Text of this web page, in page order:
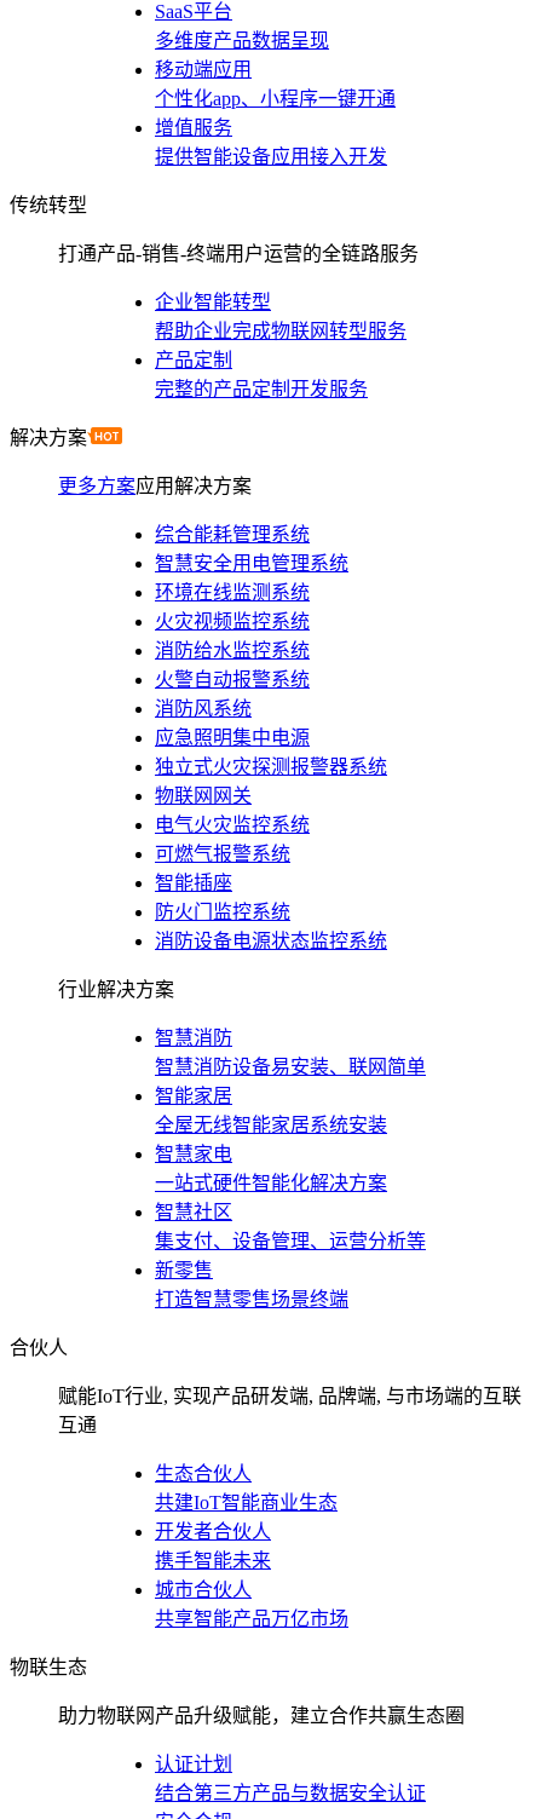
SaaS平台
多维度产品数据呈现
移动端应用
个性化app、小程序一键开通
增值服务
提供智能设备应用接入开发
传统转型
打通产品-销售-终端用户运营的全链路服务
企业智能转型
帮助企业完成物联网转型服务
产品定制
完整的产品定制开发服务
解决方案
更多方案应用解决方案
综合能耗管理系统
智慧安全用电管理系统
环境在线监测系统
火灾视频监控系统
消防给水监控系统
火警自动报警系统
消防风系统
应急照明集中电源
独立式火灾探测报警器系统
物联网网关
电气火灾监控系统
可燃气报警系统
智能插座
防火门监控系统
消防设备电源状态监控系统
行业解决方案
智慧消防
智慧消防设备易安装、联网简单
智能家居
全屋无线智能家居系统安装
智慧家电
一站式硬件智能化解决方案
智慧社区
集支付、设备管理、运营分析等
新零售
打造智慧零售场景终端
合伙人
赋能IoT行业, 实现产品研发端, 品牌端, 与市场端的互联
互通
生态合伙人
共建IoT智能商业生态
开发者合伙人
携手智能未来
城市合伙人
共享智能产品万亿市场
物联生态
助力物联网产品升级赋能，建立合作共赢生态圈
认证计划
结合第三方产品与数据安全认证